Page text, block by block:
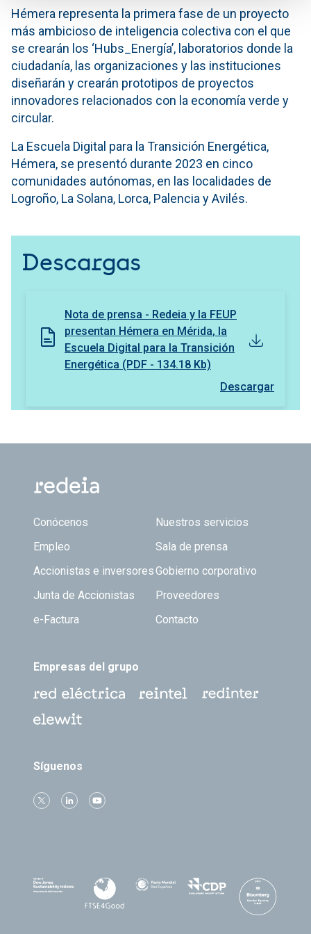
Hémera representa la primera fase de un proyecto
más ambicioso de inteligencia colectiva con el que
se crearán los ‘Hubs_Energía’, laboratorios donde la
ciudadanía, las organizaciones y las instituciones
diseñarán y crearán prototipos de proyectos
innovadores relacionados con la economía verde y
circular.
La Escuela Digital para la Transición Energética,
Hémera, se presentó durante 2023 en cinco
comunidades autónomas, en las localidades de
Logroño, La Solana, Lorca, Palencia y Avilés.
Descargas
Nota de prensa - Redeia y la FEUP
presentan Hémera en Mérida, la
Escuela Digital para la Transición
Energética (PDF - 134.18 Kb)
Descargar
Footer TOP
Conócenos
Nuestros servicios
Empleo
Sala de prensa
Accionistas e inversoresGobierno corporativo
Junta de Accionistas
Proveedores
e-Factura
Contacto
Empresas del grupo
Síguenos